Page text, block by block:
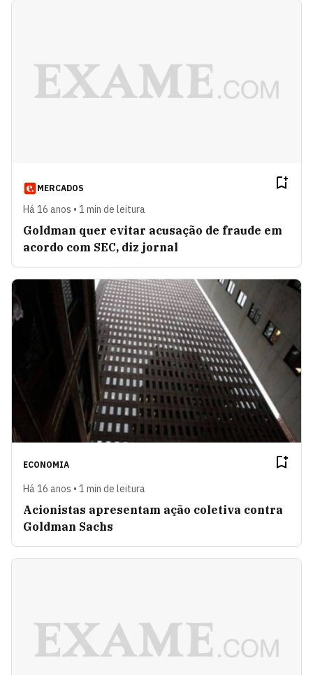
MERCADOS
Há 16 anos • 1 min de leitura
Goldman quer evitar acusação de fraude em
acordo com SEC, diz jornal
ECONOMIA
Há 16 anos • 1 min de leitura
Acionistas apresentam ação coletiva contra
Goldman Sachs